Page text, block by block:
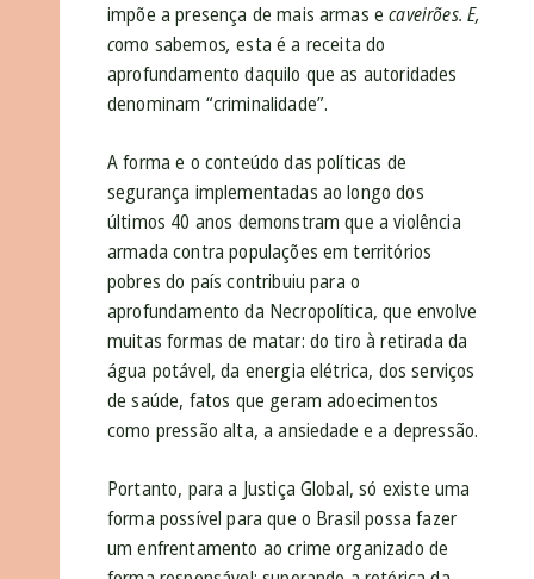
impõe a presença de mais armas ecaveirões. E,
como sabemos, esta é a receita do
aprofundamento daquilo que as autoridades
denominam “criminalidade”.
A forma e o conteúdo das políticas de
segurança implementadas ao longo dos
últimos 40 anos demonstram que a violência
armada contra populações em territórios
pobres do país contribuiu para o
aprofundamento da Necropolítica, que envolve
muitas formas de matar: do tiro à retirada da
água potável, da energia elétrica, dos serviços
de saúde, fatos que geram adoecimentos
como pressão alta, a ansiedade e a depressão.
Portanto, para a Justiça Global, só existe uma
forma possível para que o Brasil possa fazer
um enfrentamento ao crime organizado de